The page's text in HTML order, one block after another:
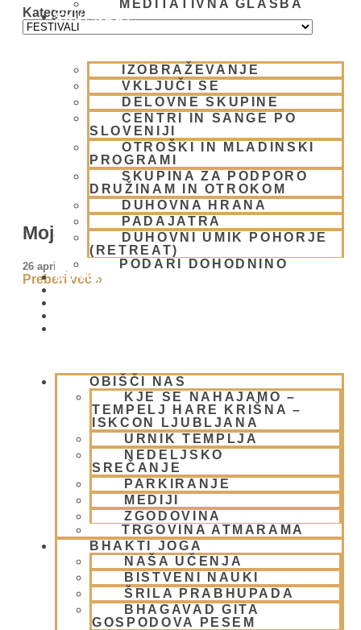
MEDITATIVNA GLASBA
SKUPNOST
IZOBRAŽEVANJE
VKLJUČI SE
DELOVNE SKUPINE
CENTRI IN SANGE PO
SLOVENIJI
OTROŠKI IN MLADINSKI
PROGRAMI
SKUPINA ZA PODPORO
DRUŽINAM IN OTROKOM
DUHOVNA HRANA
PADAJATRA
DUHOVNI UMIK POHORJE
(RETREAT)
PODARI DOHODNINO
DONIRAJ
OBIŠČI NAS
KJE SE NAHAJAMO –
TEMPELJ HARE KRIŠNA –
ISKCON LJUBLJANA
URNIK TEMPLJA
NEDELJSKO
SREČANJE
PARKIRANJE
MEDIJI
ZGODOVINA
TRGOVINA ATMARAMA
BHAKTI JOGA
NAŠA UČENJA
BISTVENI NAUKI
ŠRILA PRABHUPADA
BHAGAVAD GITA
GOSPODOVA PESEM
Kategorije
Moja daritev Gospodu Narasimhi 💛
26 aprila, 2026
Preberi več »
🌸Izlet v Prabhupadadesh in
MahaHarinam v Benetkah🌸
23 februarja, 2026
Preberi več »